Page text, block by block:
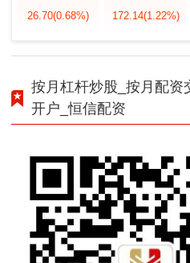
26.70(0.68%) 172.14(1.22%)
按月杠杆炒股_按月配资
开户_恒信配资